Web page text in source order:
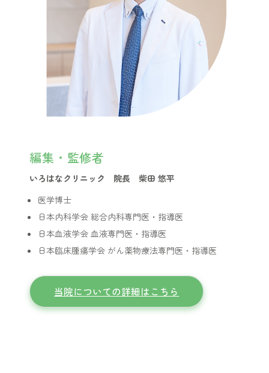
編集・監修者
いろはなクリニック 院長 柴田 悠平
医学博士
日本内科学会 総合内科専門医・指導医
日本血液学会 血液専門医・指導医
日本臨床腫瘍学会 がん薬物療法専門医・指導医
当院についての詳細はこちら